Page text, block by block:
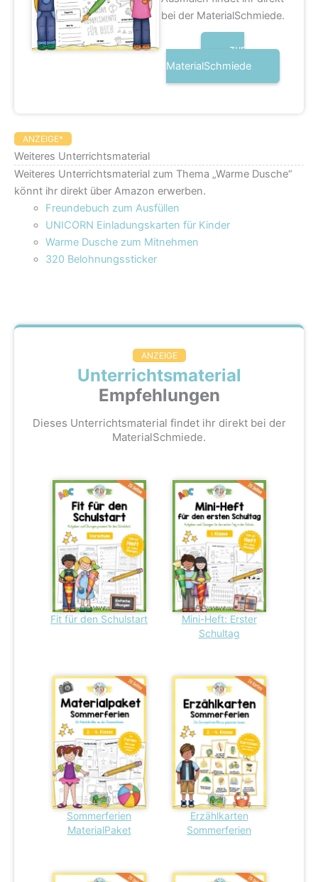
bei der MaterialSchmiede.
zur
MaterialSchmiede
ANZEIGE*
Weiteres Unterrichtsmaterial
Weiteres Unterrichtsmaterial zum Thema „Warme Dusche“
könnt ihr direkt über Amazon erwerben.
Freundebuch zum Ausfüllen
UNICORN Einladungskarten für Kinder
Warme Dusche zum Mitnehmen
320 Belohnungssticker
ANZEIGE
Unterrichtsmaterial
Empfehlungen
Dieses Unterrichtsmaterial findet ihr direkt bei der
MaterialSchmiede.
Fit für den Schulstart
Mini-Heft: Erster
Schultag
Sommerferien
MaterialPaket
Erzählkarten
Sommerferien